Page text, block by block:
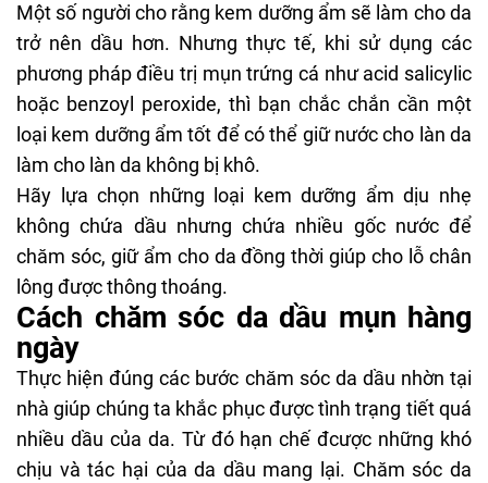
Một số người cho rằng kem dưỡng ẩm sẽ làm cho da
trở nên dầu hơn. Nhưng thực tế, khi sử dụng các
phương pháp điều trị mụn trứng cá như acid salicylic
hoặc benzoyl peroxide, thì bạn chắc chắn cần một
loại kem dưỡng ẩm tốt để có thể giữ nước cho làn da
làm cho làn da không bị khô.
Hãy lựa chọn những loại kem dưỡng ẩm dịu nhẹ
không chứa dầu nhưng chứa nhiều gốc nước để
chăm sóc, giữ ẩm cho da đồng thời giúp cho lỗ chân
lông được thông thoáng.
Cách chăm sóc da dầu mụn hàng
ngày
Thực hiện đúng các bước chăm sóc da dầu nhờn tại
nhà giúp chúng ta khắc phục được tình trạng tiết quá
nhiều dầu của da. Từ đó hạn chế đcược những khó
chịu và tác hại của da dầu mang lại. Chăm sóc da